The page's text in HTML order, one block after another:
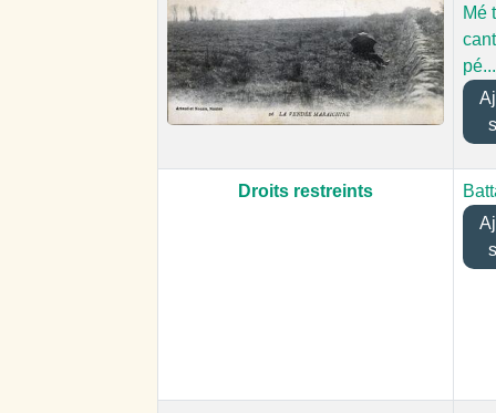
Mé
pé...
Droits restreints